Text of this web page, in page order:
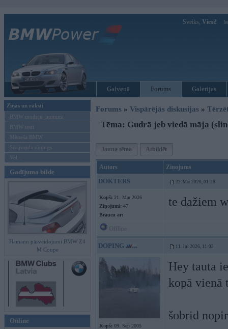
Sveiks, Viesi!
Galvenā Forums Galerijas
Ziņas un raksti
BMW modeļu jaunumi
BMW testi
Mēneša BMW
Sērijveida tūnings
Vel...
Gadījuma bilde
Hamann pārveidojumi BMW Z4
M Coupe
Online
Forums » Vispārējās diskusijas »
Tēma: Gudrā jeb viedā māja
Jauna tēma Atbildēt
Autors Ziņojums
DOKTERS 22. Mar 2026, 01:26
Kopš: 21. Mar 2026
Ziņojumi: 47
Braucu ar:
te dažiem
DOPING 11. Jul 2026, 11:03
Kopš: 09. Sep 2005
Hey tauta
kopā vienā
šobrid